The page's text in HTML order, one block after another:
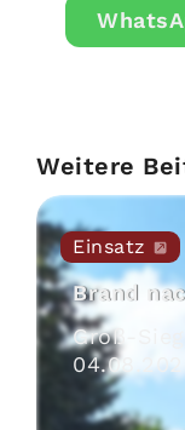
Weitere
Einsatz
Brand
Groß-
04.08 2026